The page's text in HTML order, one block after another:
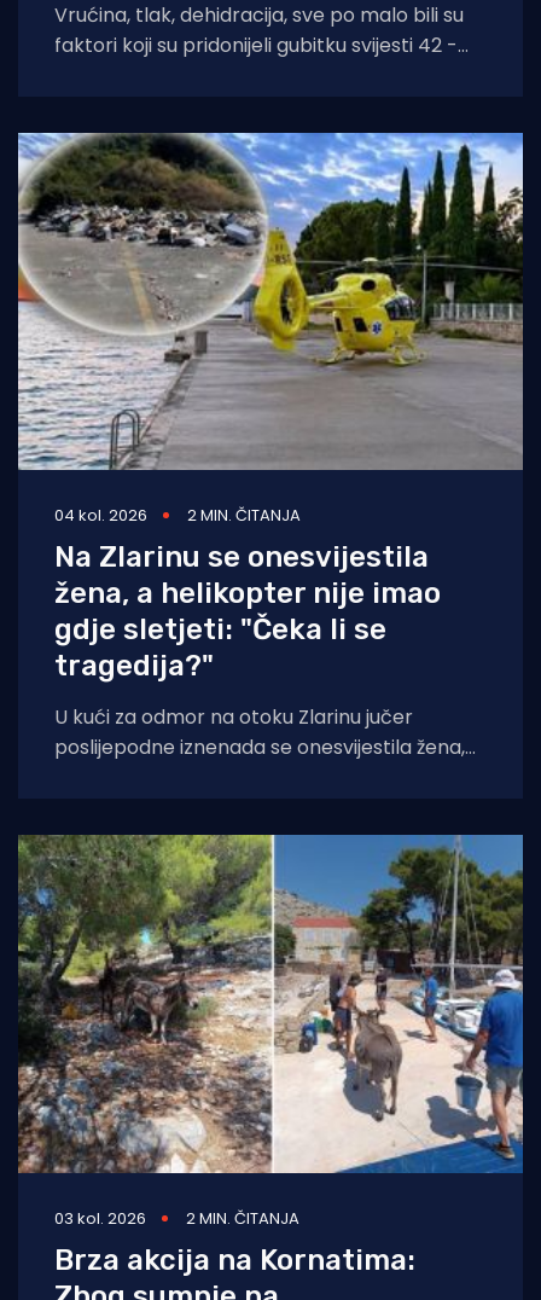
Vrućina, tlak, dehidracija, sve po malo bili su
faktori koji su pridonijeli gubitku svijesti 42 -
04 kol. 2026 2 MIN. ČITANJA
Na Zlarinu se onesvijestila
žena, a helikopter nije imao
gdje sletjeti: "Čeka li se
tragedija?"
U kući za odmor na otoku Zlarinu jučer
poslijepodne iznenada se onesvijestila žena,
03 kol. 2026 2 MIN. ČITANJA
Brza akcija na Kornatima: